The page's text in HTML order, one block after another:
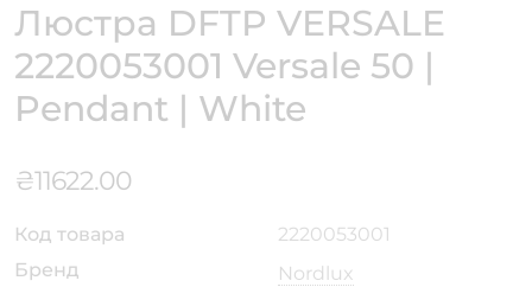
Люстра DFTP VERSALE
2220053001 Versale 50 |
Pendant | White
₴11622.00
Код товара
2220053001
Бренд
Nordlux